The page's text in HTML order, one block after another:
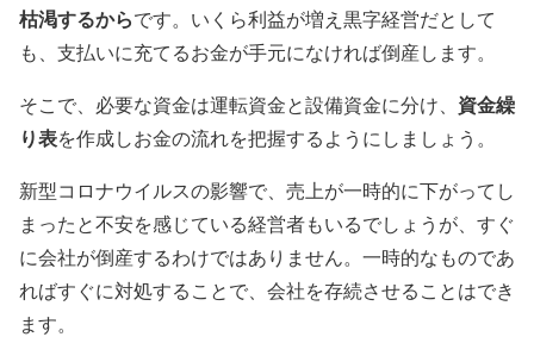
枯渇するからです。いくら利益が増え黒字経営だとして
も、支払いに充てるお金が手元になければ倒産します。
そこで、必要な資金は運転資金と設備資金に分け、 資金繰
り表を作成しお金の流れを把握するようにしましょう。
新型コロナウイルスの影響で、売上が一時的に下がってし
まったと不安を感じている経営者もいるでしょうが、すぐ
に会社が倒産するわけではありません。一時的なものであ
ればすぐに対処することで、会社を存続させることはでき
ます。